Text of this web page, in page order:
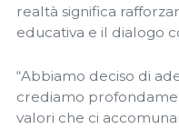
realtà significa
educativa e il dialogo
“Abbiamo deciso di
crediamo
valori che ci